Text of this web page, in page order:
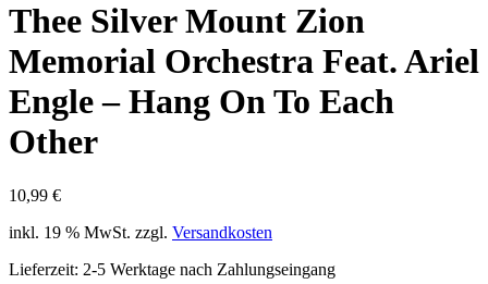
Thee Silver Mount Zion
Memorial Orchestra Feat. Ariel
Engle – Hang On To Each
Other
10,99 €
inkl. 19 % MwSt. zzgl. Versandkosten
Lieferzeit: 2-5 Werktage nach Zahlungseingang